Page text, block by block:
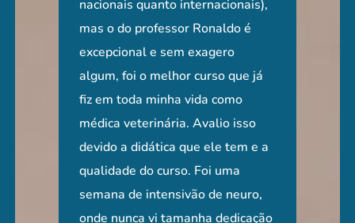
prático e dinâmico! Como se
estivesse nos EUA e convivendo
no hospital de Ohio, mas o melhor
que com realidade brasileira.
Agradecimento pela troca de
informações e aprendizado.
Claudia Escalhão, MV, MSc, Dr
Rio de Janeiro, RJ
foram de
conteúdo
apresentado
didática pelo
muito
muito a
Beatriz
Professora
Veterinária,
com
nacionais quanto internacionais),
mas o do professor Ronaldo é
excepcional e sem exagero
algum, foi o melhor curso que já
fiz em toda minha vida como
médica veterinária. Avalio isso
devido a didática que ele tem e a
qualidade do curso. Foi uma
semana de intensivão de neuro,
onde nunca vi tamanha dedicação
um
de
o
Rildo
e se
como
na área.
da neuro
além
uma
porém com ótima didática.
Escolha dos conteúdos e
abordagens de muito bem
embasadas com formas de
avaliação e tratamentos
utilizados em centros de
referência, mas também
proporciona alternativas levando-
se em conta a realidade de cada
um. Experiência incrível e de